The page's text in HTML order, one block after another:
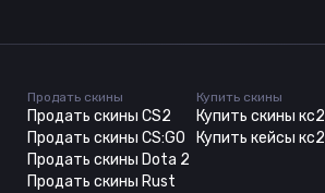
Продать скины
Продать скины CS2
Продать скины CS:GO
Продать скины Dota 2
Продать скины Rust
Купить скины
Купить скины кс2
Купить кейсы кс2